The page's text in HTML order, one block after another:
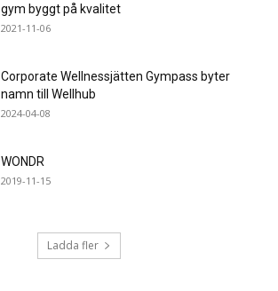
gym byggt på kvalitet
2021-11-06
Corporate Wellnessjätten Gympass byter
namn till Wellhub
2024-04-08
WONDR
2019-11-15
Ladda fler